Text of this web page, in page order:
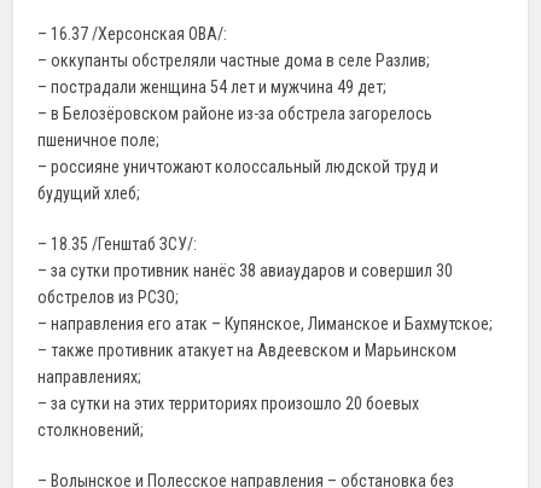
– 16.37 /Херсонская ОВА/:
– оккупанты обстреляли частные дома в селе Разлив;
– пострадали женщина 54 лет и мужчина 49 дет;
– в Белозёровском районе из-за обстрела загорелось
пшеничное поле;
– россияне уничтожают колоссальный людской труд и
будущий хлеб;
– 18.35 /Генштаб ЗСУ/:
– за сутки противник нанёс 38 авиаударов и совершил 30
обстрелов из РСЗО;
– направления его атак – Купянское, Лиманское и Бахмутское;
– также противник атакует на Авдеевском и Марьинском
направлениях;
– за сутки на этих территориях произошло 20 боевых
столкновений;
– Волынское и Полесское направления – обстановка без